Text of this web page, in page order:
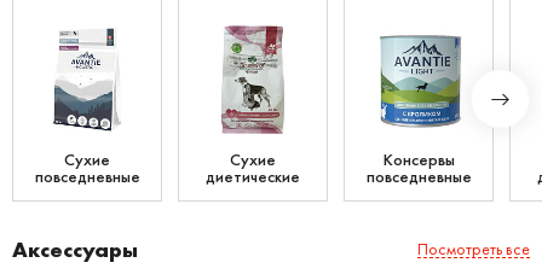
Сухие
повседневные
Сухие
диетические
Консервы
повседневные
Аксессуары Посмотреть все